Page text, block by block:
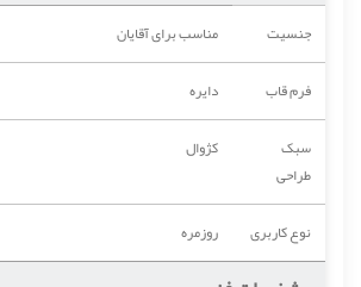
جنسیت
مناسب برای آقایان
فرم قاب
دایره
سبک
طراحی
کژوال
نوع کاربری روزمره